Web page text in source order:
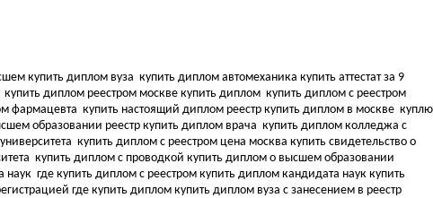
купить диплом вуза купить диплом автомеханика купить аттестат за 9
купить диплом реестром москве купить диплом купить диплом с реестром
фармацевта купить настоящий диплом реестр купить диплом в москве куплю
образовании реестр купить диплом врача купить диплом колледжа с
купить диплом с реестром цена москва купить свидетельство о
купить диплом с проводкой купить диплом о высшем образовании
наук где купить диплом с реестром купить диплом кандидата наук купить
где купить диплом купить диплом вуза с занесением в реестр